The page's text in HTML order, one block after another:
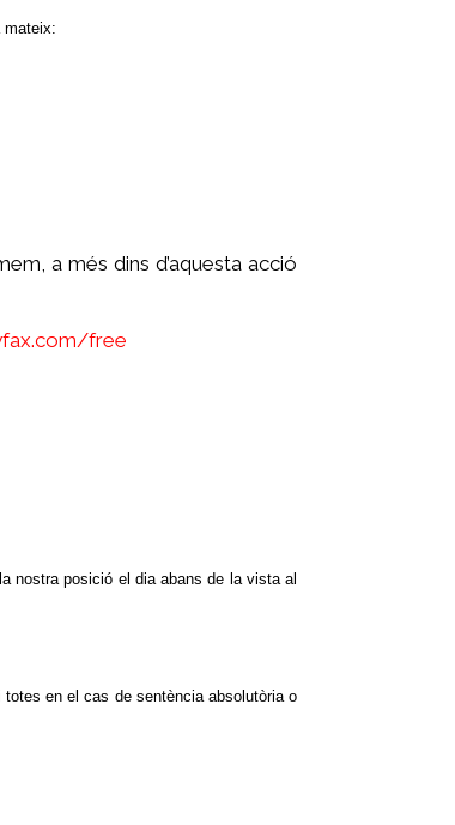
mateix:
a més dins d’aquesta acció
free
nostra posició el dia abans de la vista al
en el cas de sentència absolutòria o